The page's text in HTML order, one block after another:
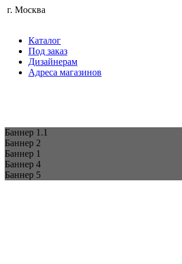
г. Москва
Каталог
Под заказ
Дизайнерам
Адреса магазинов
Баннер 1.1
Баннер 2
Баннер 1
Баннер 4
Баннер 5